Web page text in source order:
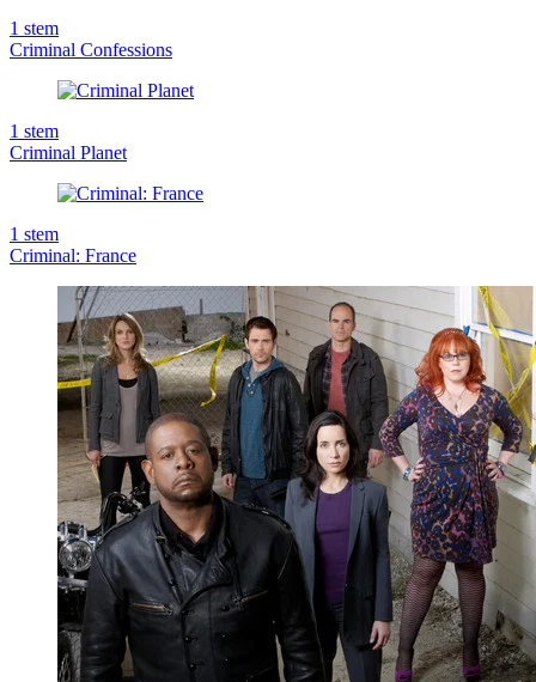
1 stem
Criminal Confessions
1 stem
Criminal Planet
1 stem
Criminal: France